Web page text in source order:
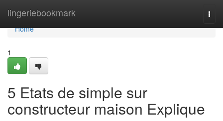
lingeriebookmark
Home
Home
1
5 Etats de simple sur
constructeur maison Explique